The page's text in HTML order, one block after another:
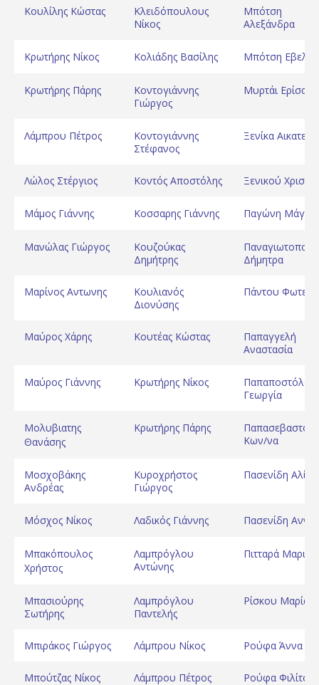
Κουλίλης Κώστας
Κλειδόπουλους
Νίκος
Μπότση
Αλεξάνδρα
Κρωτήρης Νίκος Κολιάδης Βασίλης Μπότση
Κρωτήρης Πάρης
Κοντογιάννης
Γιώργος
Μυρτάι Ερίσα
Λάμπρου Πέτρος
Κοντογιάννης
Στέφανος
Ξενίκα
Λώλος Στέργιος Κοντός Αποστόλης Ξενικού
Μάμος Γιάννης Κοσσαρης Γιάννης Παγώνη Μάγδα
Μανώλας Γιώργος
Κουζούκας
Δημήτρης
Δήμητρα
Μαρίνος Αντωνης
Κουλιανός
Διονύσης
Πάντου
Μαύρος Xάρης Κουτέας Κώστας
Παπαγγελή
Αναστασία
Μαύρος Γιάννης Κρωτήρης Νίκος
Παπαποστόλου
Γεωργία
Μολυβιατης
Θανάσης
Κρωτήρης Πάρης
Παπασεβαστού
Κων/να
Μοσχοβάκης
Ανδρέας
Κυροχρήστος
Γιώργος
Πασενίδη Αλίκη
Μόσχος Νίκος Λαδικός Γιάννης Πασενίδη Αννα
Μπακόπουλος
Χρήστος
Λαμπρόγλου
Αντώνης
Πιτταρά
Μπασιούρης
Σωτήρης
Λαμπρόγλου
Παντελής
Ρίσκου Μαρία
Μπιράκος Γιώργος Λάμπρου Νίκος Ρούφα Άννα
Μπούτζας Νίκος Λάμπρου Πέτρος Ρούφα Φιλίτσα